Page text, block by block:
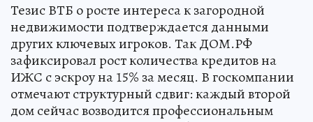
Тезис ВТБ о росте интереса к загородной
недвижимости подтверждается данными
других ключевых игроков. Так ДОМ.РФ
зафиксировал рост количества кредитов на
ИЖС с эскроу на 15% за месяц. В госкомпании
отмечают структурный сдвиг: каждый второй
дом сейчас возводится профессиональным